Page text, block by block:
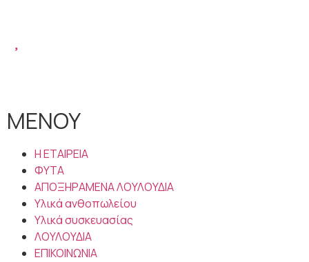
ΜΕΝΟΥ
Η ΕΤΑΙΡΕΙΑ
ΦΥΤΑ
ΑΠΟΞΗΡΑΜΕΝΑ ΛΟΥΛΟΥΔΙΑ
Υλικά ανθοπωλείου
Υλικά συσκευασίας
ΛΟΥΛΟΥΔΙΑ
ΕΠΙΚΟΙΝΩΝΙΑ